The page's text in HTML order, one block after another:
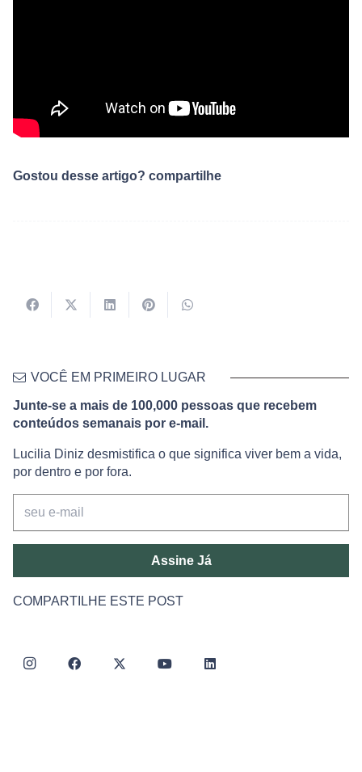
Gostou desse artigo? compartilhe
VOCÊ EM PRIMEIRO LUGAR
Junte-se a mais de 100,000 pessoas que recebem
conteúdos semanais por e-mail.
Lucilia Diniz desmistifica o que significa viver bem a vida,
por dentro e por fora.
Assine Já
COMPARTILHE ESTE POST